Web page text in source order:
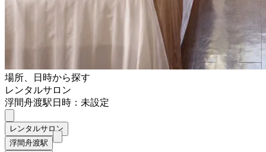
場所、日時から探す
レンタルサロン
浮間舟渡駅日時：未設定
レンタルサロン
浮間舟渡駅